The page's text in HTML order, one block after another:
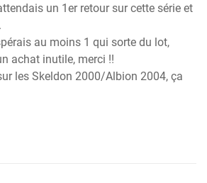
un 1er retour sur cette série et
au moins 1 qui sorte du lot,
achat inutile, merci !!
les Skeldon 2000/Albion 2004, ça